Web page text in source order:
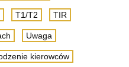
T1/T2 TIR
Uwaga
kierowców